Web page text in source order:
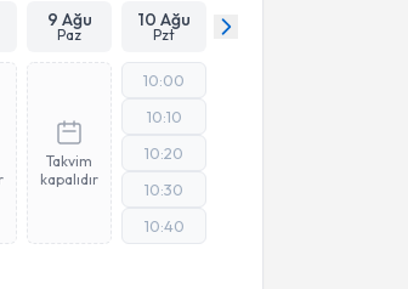
9 Ağu
Paz
10 Ağu
Pzt
Takvim
kapalıdır
10:00
10:10
10:20
10:30
10:40